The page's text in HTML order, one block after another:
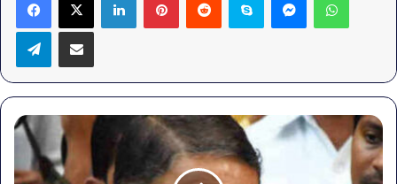
TelegramShare via Email